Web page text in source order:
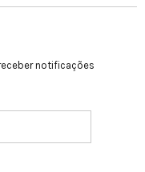
notificações